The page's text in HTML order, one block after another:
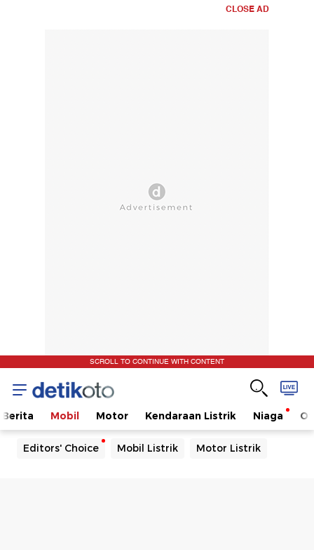
CLOSE AD
SCROLL TO CONTINUE WITH CONTENT
Berita Mobil Motor Kendaraan Listrik Niaga
Editors' Choice Mobil Listrik Motor Listrik